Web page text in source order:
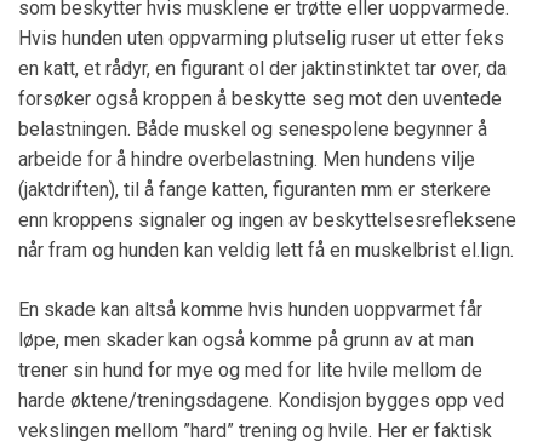
som beskytter hvis musklene er trøtte eller uoppvarmede.
Hvis hunden uten oppvarming plutselig ruser ut etter feks
en katt, et rådyr, en figurant ol der jaktinstinktet tar over, da
forsøker også kroppen å beskytte seg mot den uventede
belastningen. Både muskel og senespolene begynner å
arbeide for å hindre overbelastning. Men hundens vilje
(jaktdriften), til å fange katten, figuranten mm er sterkere
enn kroppens signaler og ingen av beskyttelsesrefleksene
når fram og hunden kan veldig lett få en muskelbrist el.lign.
En skade kan altså komme hvis hunden uoppvarmet får
løpe, men skader kan også komme på grunn av at man
trener sin hund for mye og med for lite hvile mellom de
harde øktene/treningsdagene. Kondisjon bygges opp ved
vekslingen mellom ”hard” trening og hvile. Her er faktisk